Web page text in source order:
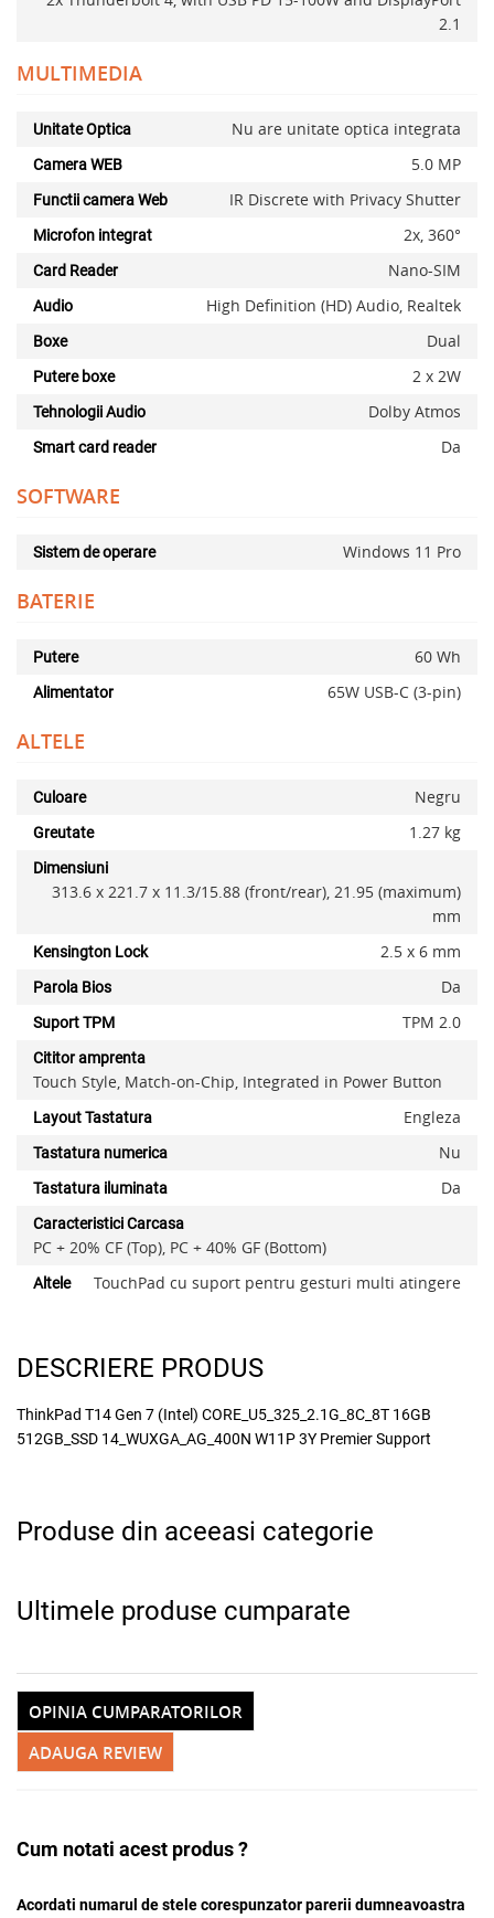
2.1
MULTIMEDIA
Unitate Optica Nu are unitate optica integrata
Camera WEB 5.0 MP
Functii camera Web IR Discrete with Privacy Shutter
Microfon integrat 2x, 360°
Card Reader Nano-SIM
Audio High Definition (HD) Audio, Realtek
Boxe Dual
Putere boxe 2 x 2W
Tehnologii Audio Dolby Atmos
Smart card reader Da
SOFTWARE
Sistem de operare Windows 11 Pro
BATERIE
Putere 60 Wh
Alimentator 65W USB-C (3-pin)
ALTELE
Culoare Negru
Greutate 1.27 kg
Dimensiuni
313.6 x 221.7 x 11.3/15.88 (front/rear), 21.95 (maximum)
mm
Kensington Lock 2.5 x 6 mm
Parola Bios Da
Suport TPM TPM 2.0
Cititor amprenta
Touch Style, Match-on-Chip, Integrated in Power Button
Layout Tastatura Engleza
Tastatura numerica Nu
Tastatura iluminata Da
Caracteristici Carcasa
PC + 20% CF (Top), PC + 40% GF (Bottom)
Altele TouchPad cu suport pentru gesturi multi atingere
DESCRIERE PRODUS
ThinkPad T14 Gen 7 (Intel) CORE_U5_325_2.1G_8C_8T 16GB
512GB_SSD 14_WUXGA_AG_400N W11P 3Y Premier Support
Produse din aceeasi categorie
Ultimele produse cumparate
ADAUGA REVIEW
OPINIA CUMPARATORILOR
Cum notati acest produs ?
Acordati numarul de stele corespunzator parerii dumneavoastra